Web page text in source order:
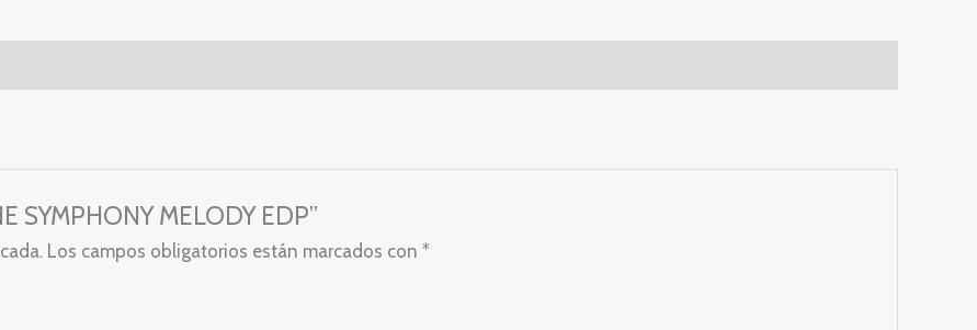
SYMPHONY MELODY EDP”
Los campos obligatorios están marcados con*